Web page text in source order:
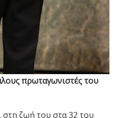
πρωταγωνιστές του
στη ζωή του στα 32 του